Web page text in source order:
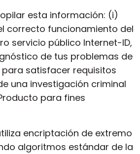
esta información: (i)
correcto funcionamiento del
servicio público Internet-ID,
de tus problemas de
satisfacer requisitos
una investigación criminal
para fines
encriptación de extremo
algoritmos estándar de la